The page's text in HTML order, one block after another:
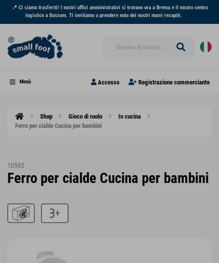
📍 Ci siamo trasferiti! I nostri uffici amministrativi si trovano ora a Brema e il nostro centro
logistico a Bassum. Ti invitiamo a prendere nota dei nostri nuovi recapiti.
Menù Accesso Registrazione commerciante
Shop Gioco di ruolo
In cucina
Ferro per cialde Cucina per bambini
10592
Ferro per cialde Cucina per bambini